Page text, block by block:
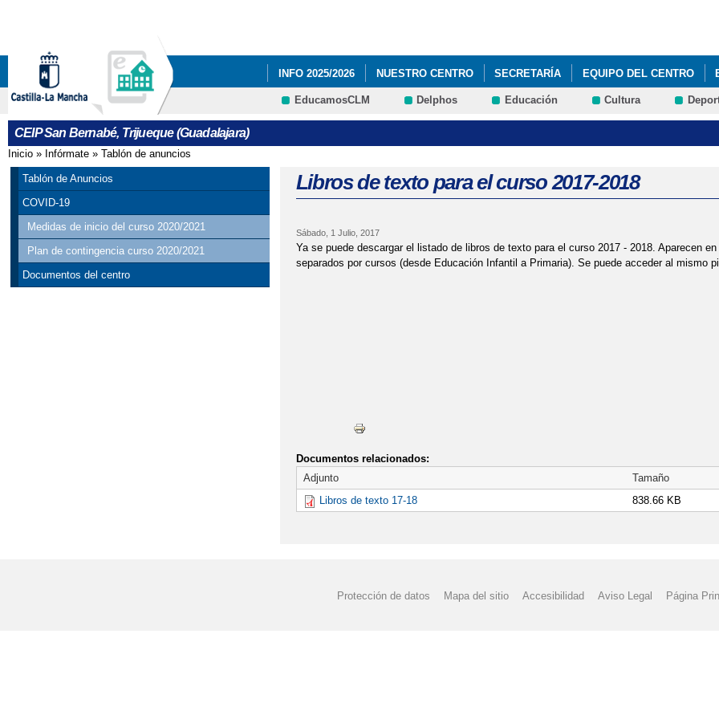
INFO 2025/2026 NUESTRO CENTRO SECRETARÍA EQUIPO DEL CENTRO
CARNAVAL 2023/2024 ESCULTURAS DE ANIMALES PLAN DE EMERGENCIA
EducamosCLM Delphos Educación Cultura
CEIP San Bernabé, Trijueque (Guadalajara)
Se encuentra usted aquí
Inicio » Infórmate » Tablón de anuncios
Tablón de Anuncios
COVID-19
Medidas de inicio del curso 2020/2021
Plan de contingencia curso 2020/2021
Documentos del centro
Libros de texto para el curso 2017-2018
Sábado, 1 Julio, 2017
Ya se puede descargar el listado de libros de texto para el curso 2017 - 2018. Aparecen
separados por cursos (desde Educación Infantil a Primaria). Se puede acceder al mismo
Documentos relacionados:
Adjunto
Tamaño
Libros de texto 17-18
838.66 KB
Protección de datos Mapa del sitio Accesibilidad Aviso Legal Página